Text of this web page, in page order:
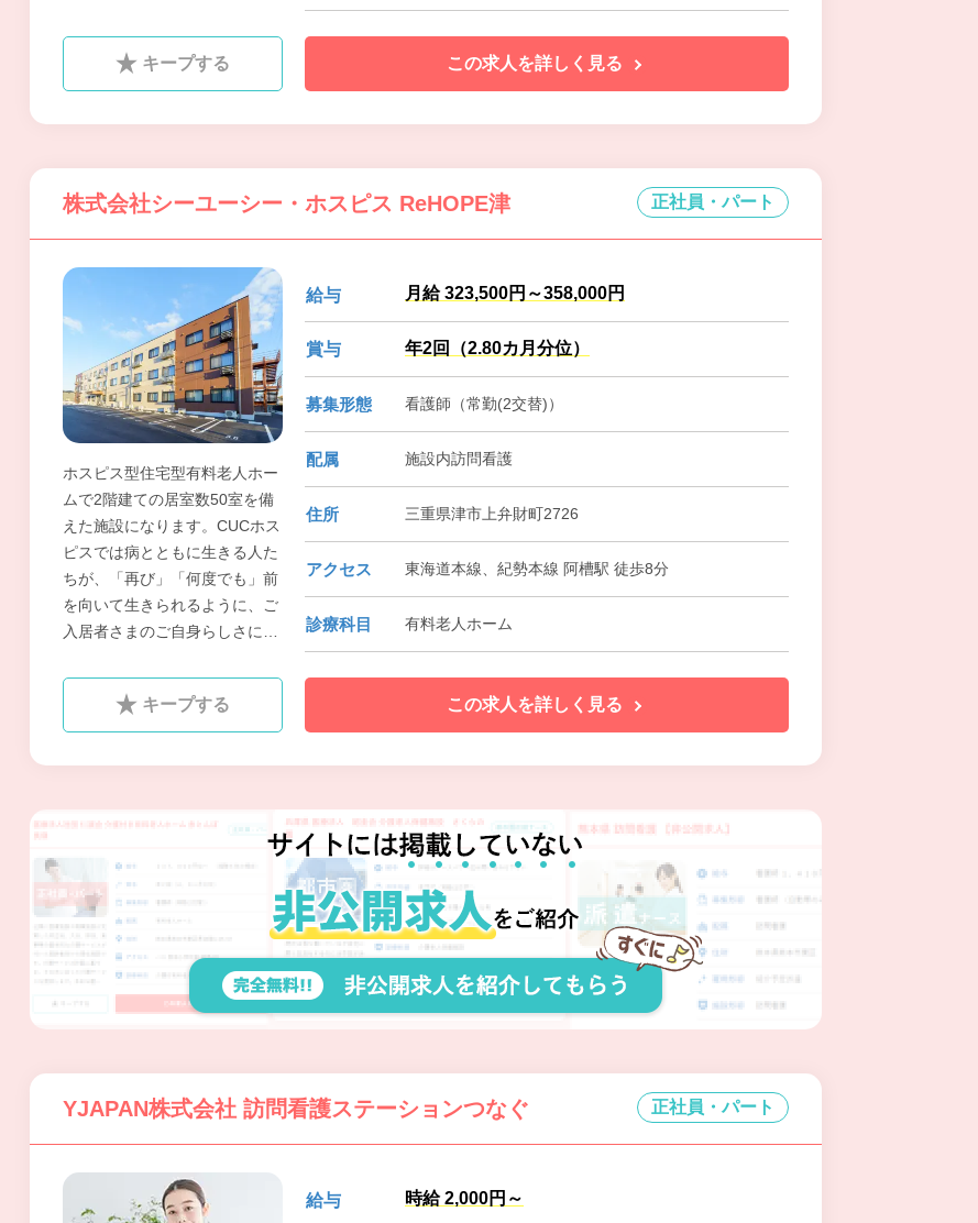
で、津市北部、河芸、芸濃、安
濃町を医療圏とした地域に根ざ
した医療を提供しています。
キープする この求人を詳しく見る
株式会社シーユーシー・ホスピス ReHOPE津 正社員・パート
ホスピス型住宅型有料老人ホー
ムで2階建ての居室数50室を備
えた施設になります。CUCホス
ピスでは病とともに生きる人た
ちが、「再び」「何度でも」前
を向いて生きられるように、ご
入居者さまのご自身らしさに寄
共に目指せる看護師の方のご応
募お待ちしております！
給与 月給 323,500円～358,000円
賞与 年2回（2.80カ月分位）
募集形態 看護師（常勤(2交替)）
配属 施設内訪問看護
住所 三重県津市上弁財町2726
アクセス 東海道本線、紀勢本線 阿槽駅 徒歩8分
診療科目 有料老人ホーム
キープする この求人を詳しく見る
YJAPAN株式会社 訪問看護ステーションつなぐ 正社員・パート
給与 時給 2,000円～